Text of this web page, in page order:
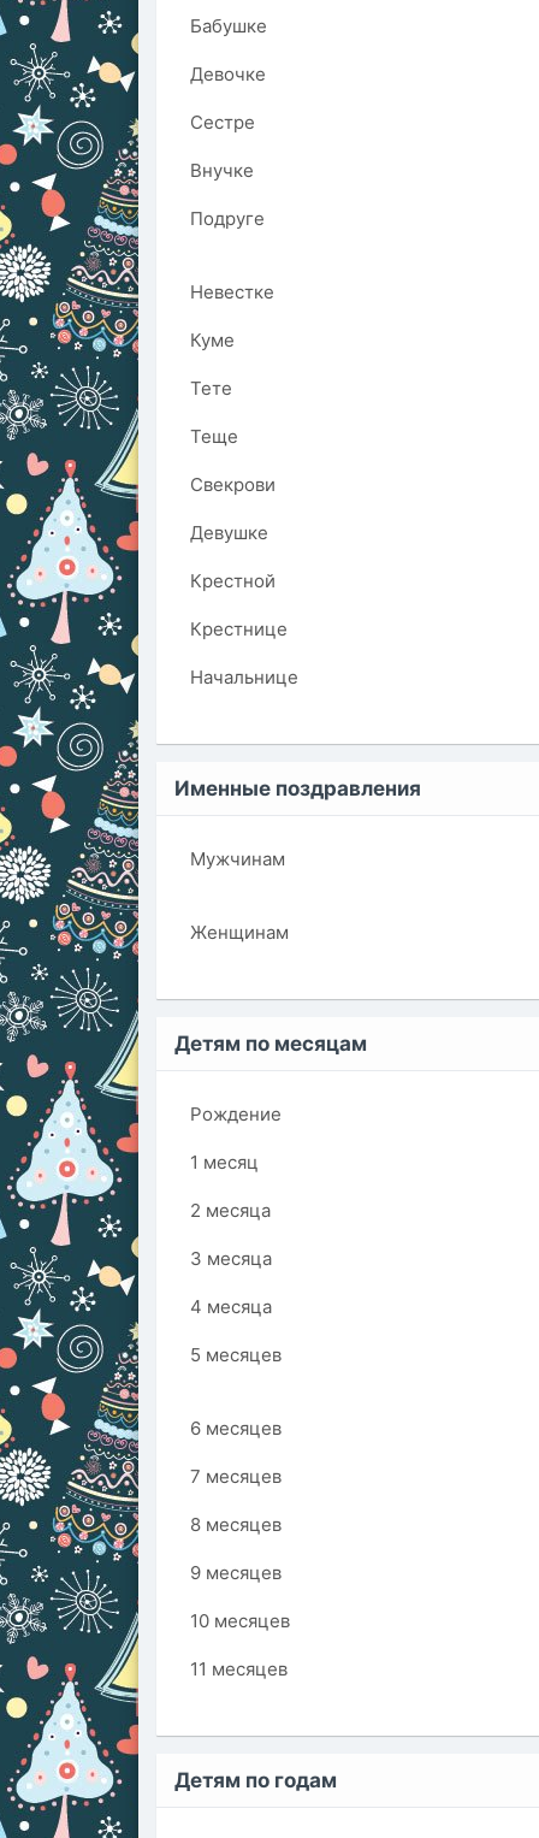
Бабушке
Девочке
Сестре
Внучке
Подруге
Невестке
Куме
Тете
Теще
Свекрови
Девушке
Крестной
Крестнице
Начальнице
Именные поздравления
Мужчинам
Женщинам
Детям по месяцам
Рождение
1 месяц
2 месяца
3 месяца
4 месяца
5 месяцев
6 месяцев
7 месяцев
8 месяцев
9 месяцев
10 месяцев
11 месяцев
Детям по годам